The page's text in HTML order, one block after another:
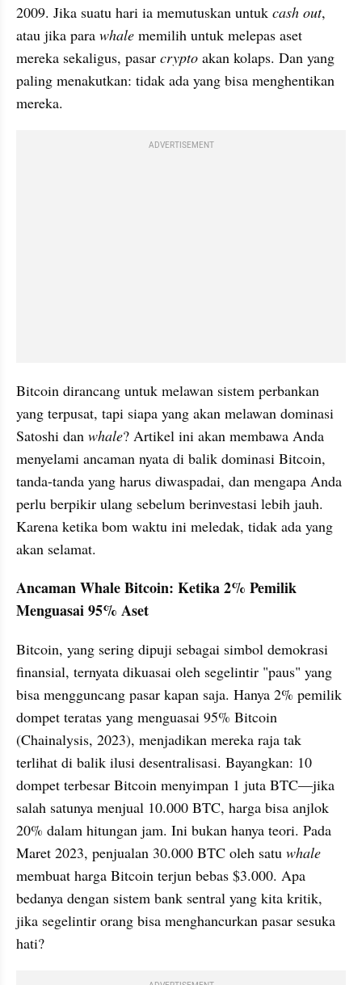
2009. Jika suatu hari ia memutuskan untuk cash out,
atau jika para whale memilih untuk melepas aset
mereka sekaligus, pasar crypto akan kolaps. Dan yang
paling menakutkan: tidak ada yang bisa menghentikan
mereka.
ADVERTISEMENT
Bitcoin dirancang untuk melawan sistem perbankan
yang terpusat, tapi siapa yang akan melawan dominasi
Satoshi dan whale? Artikel ini akan membawa Anda
menyelami ancaman nyata di balik dominasi Bitcoin,
tanda-tanda yang harus diwaspadai, dan mengapa Anda
perlu berpikir ulang sebelum berinvestasi lebih jauh.
Karena ketika bom waktu ini meledak, tidak ada yang
akan selamat.
Ancaman Whale Bitcoin: Ketika 2% Pemilik
Menguasai 95% Aset
Bitcoin, yang sering dipuji sebagai simbol demokrasi
finansial, ternyata dikuasai oleh segelintir "paus" yang
bisa mengguncang pasar kapan saja. Hanya 2% pemilik
dompet teratas yang menguasai 95% Bitcoin
(Chainalysis, 2023), menjadikan mereka raja tak
terlihat di balik ilusi desentralisasi. Bayangkan: 10
dompet terbesar Bitcoin menyimpan 1 juta BTC—jika
salah satunya menjual 10.000 BTC, harga bisa anjlok
20% dalam hitungan jam. Ini bukan hanya teori. Pada
Maret 2023, penjualan 30.000 BTC oleh satu whale
membuat harga Bitcoin terjun bebas $3.000. Apa
bedanya dengan sistem bank sentral yang kita kritik,
jika segelintir orang bisa menghancurkan pasar sesuka
hati?